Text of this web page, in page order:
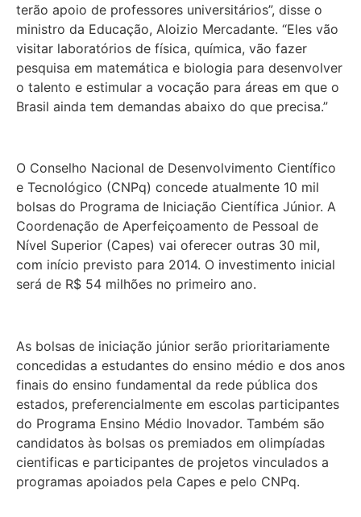
terão apoio de professores universitários”, disse o
ministro da Educação, Aloizio Mercadante. “Eles vão
visitar laboratórios de física, química, vão fazer
pesquisa em matemática e biologia para desenvolver
o talento e estimular a vocação para áreas em que o
Brasil ainda tem demandas abaixo do que precisa.”
O Conselho Nacional de Desenvolvimento Científico
e Tecnológico (CNPq) concede atualmente 10 mil
bolsas do Programa de Iniciação Científica Júnior. A
Coordenação de Aperfeiçoamento de Pessoal de
Nível Superior (Capes) vai oferecer outras 30 mil,
com início previsto para 2014. O investimento inicial
será de R$ 54 milhões no primeiro ano.
As bolsas de iniciação júnior serão prioritariamente
concedidas a estudantes do ensino médio e dos anos
finais do ensino fundamental da rede pública dos
estados, preferencialmente em escolas participantes
do Programa Ensino Médio Inovador. Também são
candidatos às bolsas os premiados em olimpíadas
cientificas e participantes de projetos vinculados a
programas apoiados pela Capes e pelo CNPq.